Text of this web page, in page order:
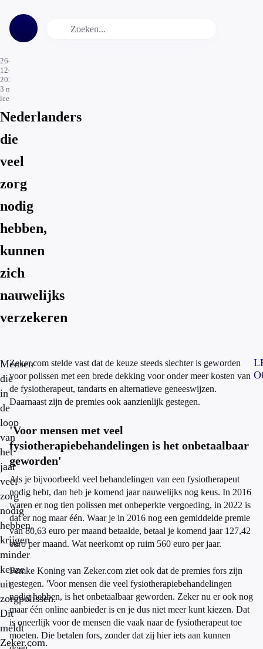
26-
12-
2021
3 min.
leestijd
Nederlanders
die
veel
zorg
nodig
hebben,
kunnen
zich
nauwelijks
verzekeren
Mensen
die
in
de
loop
van
het
jaar
veel
zorg
nodig
hebben,
krijgen
minder
keuze
uit
zorgpolissen.
Dit
meldt
Zeker.com.
Zeker.com stelde vast dat de keuze steeds slechter is geworden
voor polissen met een brede dekking voor onder meer kosten van
de fysiotherapeut, tandarts en alternatieve geneeswijzen.
Daarnaast zijn de premies ook aanzienlijk gestegen.
'Voor mensen met veel
fysiotherapiebehandelingen is het onbetaalbaar
geworden'
Als je bijvoorbeeld veel behandelingen van een fysiotherapeut
nodig hebt, dan heb je komend jaar nauwelijks nog keus. In 2016
waren er nog tien polissen met onbeperkte vergoeding, in 2022 is
dat er nog maar één. Waar je in 2016 nog een gemiddelde premie
van 80,63 euro per maand betaalde, betaal je komend jaar 127,42
euro per maand. Wat neerkomt op ruim 560 euro per jaar.
Femke Koning van Zeker.com ziet ook dat de premies fors zijn
gestegen. 'Voor mensen die veel fysiotherapiebehandelingen
nodig hebben, is het onbetaalbaar geworden. Zeker nu er ook nog
maar één online aanbieder is en je dus niet meer kunt kiezen. Dat
is oneerlijk voor de mensen die vaak naar de fysiotherapeut toe
moeten. Die betalen fors, zonder dat zij hier iets aan kunnen